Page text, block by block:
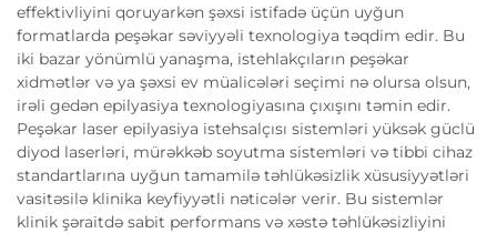
effektivliyini qoruyarkən şəxsi istifadə üçün uyğun
formatlarda peşəkar səviyyəli texnologiya təqdim edir. Bu
iki bazar yönümlü yanaşma, istehlakçıların peşəkar
xidmətlər və ya şəxsi ev müalicələri seçimi nə olursa olsun,
irəli gedən epilyasiya texnologiyasına çıxışını təmin edir.
Peşəkar laser epilyasiya istehsalçısı sistemləri yüksək güclü
diyod laserləri, mürəkkəb soyutma sistemləri və tibbi cihaz
standartlarına uyğun tamamilə təhlükəsizlik xüsusiyyətləri
vasitəsilə klinika keyfiyyətli nəticələr verir. Bu sistemlər
klinik şəraitdə sabit performans və xəstə təhlükəsizliyini